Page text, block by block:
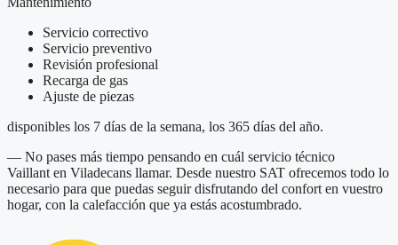
Servicio correctivo
Servicio preventivo
Revisión profesional
Recarga de gas
Ajuste de piezas
disponibles los 7 días de la semana, los 365 días del año.
— No pases más tiempo pensando en cuál servicio técnico
Vaillant en Viladecans llamar. Desde nuestro SAT ofrecemos todo lo
necesario para que puedas seguir disfrutando del confort en vuestro
hogar, con la calefacción que ya estás acostumbrado.